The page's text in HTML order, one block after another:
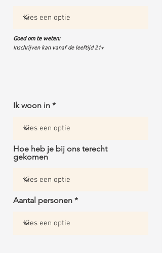
Goed om te weten:
Inschrijven kan vanaf de leeftijd 21+
Ik woon in
Hoe heb je bij ons terecht
gekomen
Aantal personen